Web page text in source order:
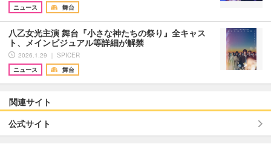
ニュース
舞台
八乙女光主演 舞台『小さな神たちの祭り』全キャス
ト、メインビジュアル等詳細が解禁
2026.1.29 ｜ SPICER
ニュース
舞台
関連サイト
公式サイト